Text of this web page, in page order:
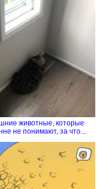
животные, которые
не понимают, за что...